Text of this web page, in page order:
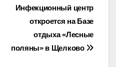
Инфекционный центр
откроется на Базе
отдыха «Лесные
поляны» в Щелково